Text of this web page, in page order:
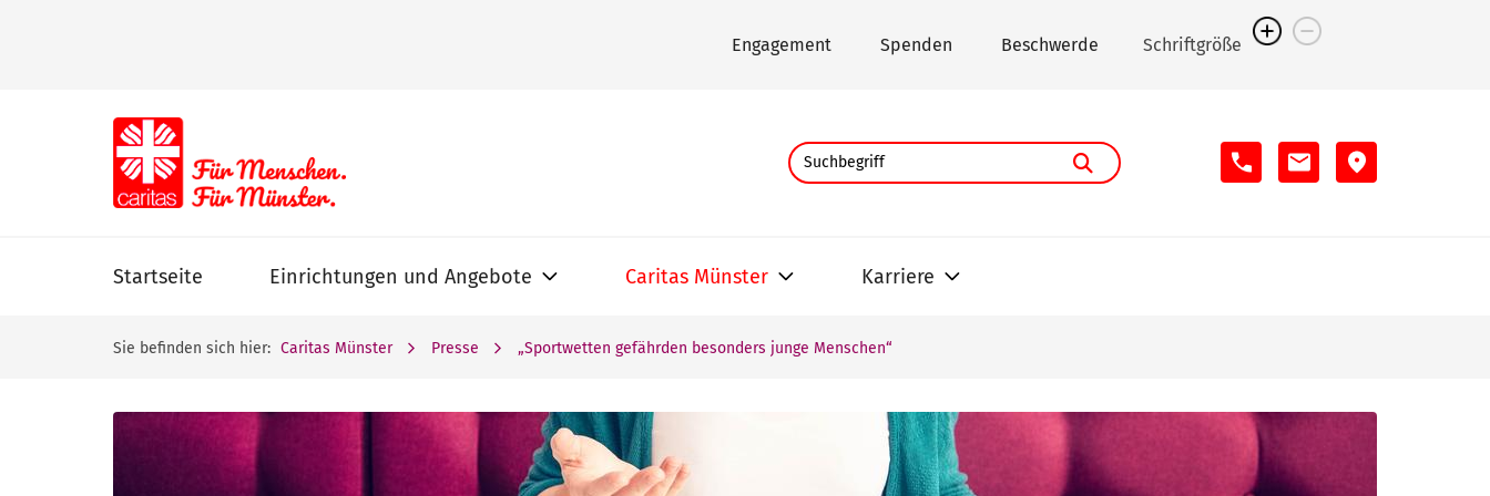
Engagement Spenden Beschwerde Schriftgröße
Startseite Einrichtungen und Angebote Caritas Münster Karriere
Sie befinden sich hier: Caritas Münster Presse „Sportwetten gefährden besonders junge Menschen“